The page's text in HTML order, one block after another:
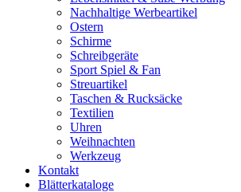
Nachhaltige Werbeartikel
Ostern
Schirme
Schreibgeräte
Sport Spiel & Fan
Streuartikel
Taschen & Rucksäcke
Textilien
Uhren
Weihnachten
Werkzeug
Kontakt
Blätterkataloge